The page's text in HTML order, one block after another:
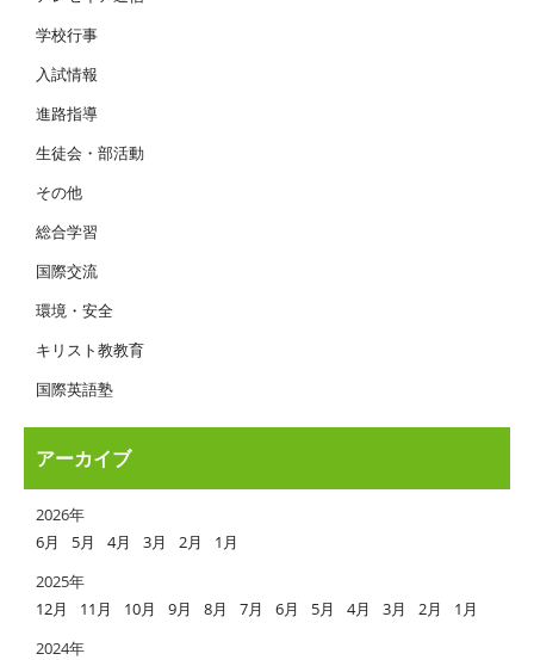
学校行事
入試情報
進路指導
生徒会・部活動
その他
総合学習
国際交流
環境・安全
キリスト教教育
国際英語塾
アーカイブ
2026年
6月
5月 4月 3月 2月
1月
2025年
12月
11月 10月 9月 8月 7月 6月 5月 4月 3月 2月
1月
2024年